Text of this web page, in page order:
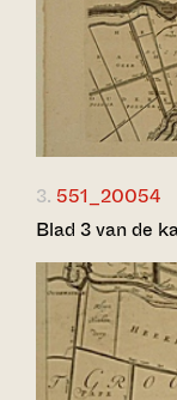
3. 551_20054
Blad 3 van de